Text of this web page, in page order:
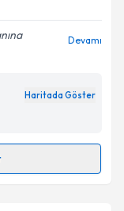
Aydınlatma
Devamı
Haritada Göster